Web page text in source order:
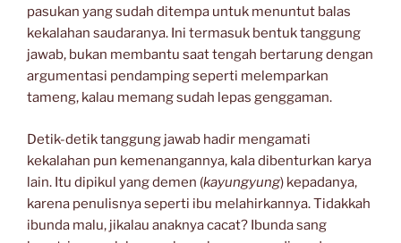
pasukan yang sudah ditempa untuk menuntut balas
kekalahan saudaranya. Ini termasuk bentuk tanggung
jawab, bukan membantu saat tengah bertarung dengan
argumentasi pendamping seperti melemparkan
tameng, kalau memang sudah lepas genggaman.
Detik-detik tanggung jawab hadir mengamati
kekalahan pun kemenangannya, kala dibenturkan karya
lain. Itu dipikul yang demen (kayungyung) kepadanya,
karena penulisnya seperti ibu melahirkannya. Tidakkah
ibunda malu, jikalau anaknya cacat? Ibunda sang